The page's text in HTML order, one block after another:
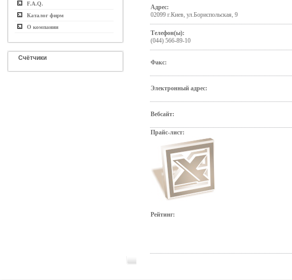
F.A.Q.
Каталог фирм
О компании
Счётчики
Адрес:
02099 г.Киев, ул.Бориспольская, 9
Телефон(ы):
(044) 566-89-10
Факс:
Электронный адрес:
Вебсайт:
Прайс-лист:
Рейтинг: